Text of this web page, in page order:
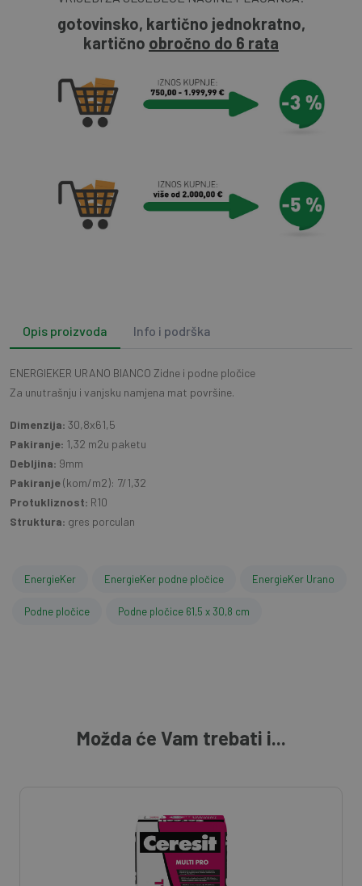
gotovinsko, kartično jednokratno,
kartično obročno do 6 rata
Opis proizvoda Info i podrška
ENERGIEKER URANO BIANCO Zidne i podne pločice
Za unutrašnju i vanjsku namjena mat površine.
Dimenzija: 30,8x61,5
Pakiranje: 1,32 m2u paketu
Debljina: 9mm
Pakiranje(kom/m2): 7/1,32
Protukliznost: R10
Struktura: gres porculan
EnergieKer EnergieKer podne pločice EnergieKer Urano
Podne pločice Podne pločice 61,5 x 30,8 cm
Možda će Vam trebati i...